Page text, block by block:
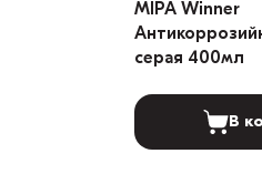
MIPA Winner
серая 400мл
В